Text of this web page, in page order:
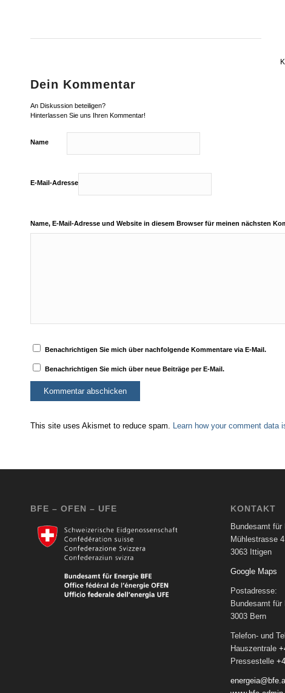
Dein Kommentar
An Diskussion beteiligen?
Hinterlassen Sie uns Ihren Kommentar!
Name
E-Mail-Adresse
Name, E-Mail-Adresse und Website in diesem Browser für meinen nächsten
Benachrichtigen Sie mich über nachfolgende Kommentare via E-Mail.
Benachrichtigen Sie mich über neue Beiträge per E-Mail.
This site uses Akismet to reduce spam. Learn how your comment data
BFE – OFEN – UFE KONTAKT
Bundesamt für
Mühlestrasse 4
3063 Ittigen
Google Maps
Postadresse:
Bundesamt für
3003 Bern
Telefon- und
Hauszentrale
Pressestelle